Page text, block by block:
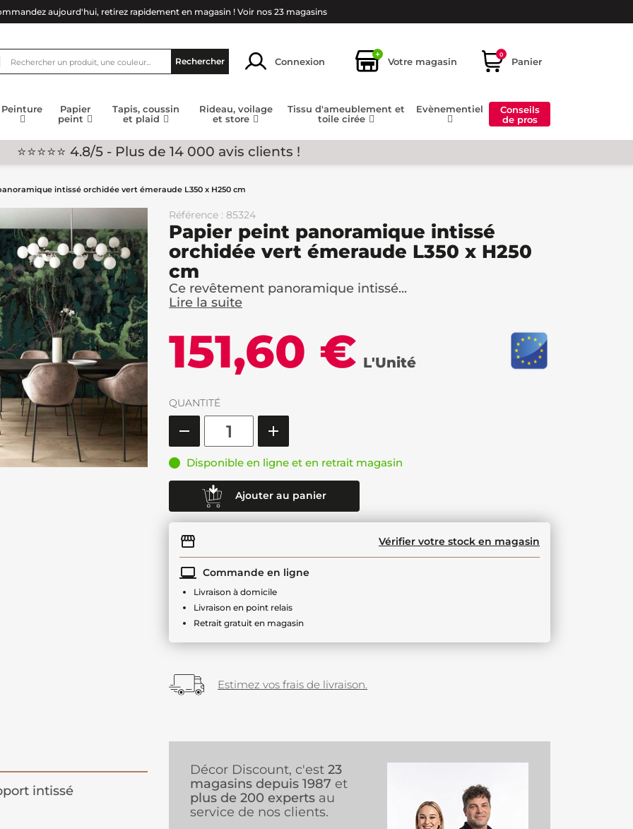
aujourd'hui, retirez rapidement en magasin ! Voir nos 23 magasins
Rechercher Connexion
+
Votre magasin
0
Panier
Peinture
Papier
peint
Tapis, coussin
et plaid
Rideau, voilage
et store
Tissu d'ameublement et
toile cirée
Evènementiel
Conseils
de pros
⭐⭐⭐⭐⭐ 4.8/5 - Plus de 14 000 avis clients !
intissé orchidée vert émeraude L350 x H250 cm
Référence : 85324
Papier peint panoramique intissé
orchidée vert émeraude L350 x H250
cm
Ce revêtement panoramique intissé...
Lire la suite
151,60 € L'Unité
QUANTITÉ
Disponible en ligne et en retrait magasin
Ajouter au panier
Vérifier votre stock en magasin
Commande en ligne
Livraison à domicile
Livraison en point relais
Retrait gratuit en magasin
Estimez vos frais de livraison.
intissé
Décor Discount, c'est 23
magasins depuis 1987 et
plus de 200 experts au
service de nos clients.